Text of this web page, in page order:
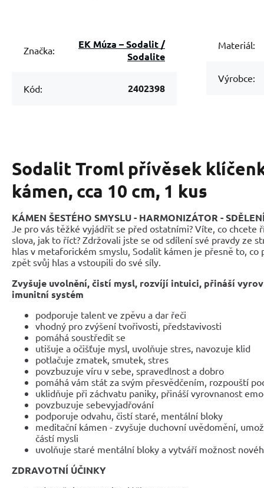
Značka:
EK Múza – Sodalit /
Sodalite
Kód: 2402398
Materiál:
Výrobce:
Sodalit Troml přívěsek
kámen, cca 10 cm, 1 kus
KÁMEN ŠESTÉHO SMYSLU - HARMONIZÁTOR -
Je pro vás těžké vyjádřit se před ostatními? Víte, co chcete
slova, jak to říct? Zdržovali jste se od sdílení své pravdy ze
hlas v metaforickém smyslu, Sodalit kámen je přesně to,
zpět svůj hlas a vstoupili do své síly.
Zvyšuje uvolnění, čistí mysl, rozvíjí intuici, přináší
imunitní systém
podporuje talent ve zpěvu a dar řeči
vhodný pro zvýšení tvořivosti, představivosti
pomáhá soustředit se
utišuje a očišťuje mysl, uvolňuje stres, navozuje klid
potlačuje zmatek, smutek, stres
povzbuzuje víru v sebe, spravedlnost a dobro
pomáhá vám stát za svým přesvědčením, rozpouští
uklidňuje při záchvatu paniky, přináší vyrovnanost
povzbuzuje sebevyjadřování
podporuje odvahu, čistí staré, mentální bloky
meditační kámen - zvyšuje duchovní uvědomění,
částí mysli
uvolňuje staré mentální bloky a vytváří možnost
ZDRAVOTNÍ ÚČINKY